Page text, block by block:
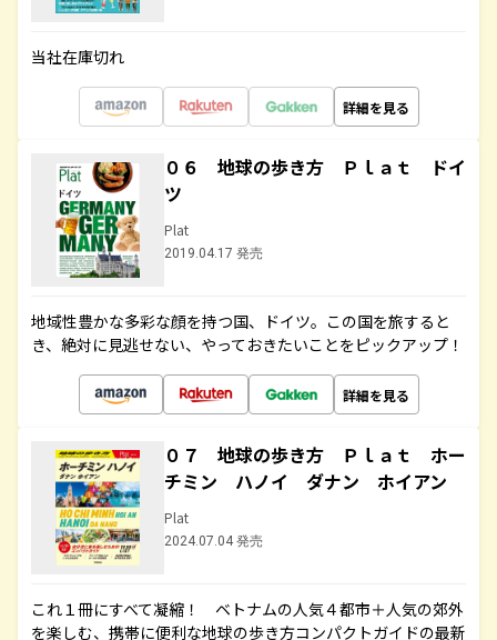
当社在庫切れ
詳細を見る
０６ 地球の歩き方 Ｐｌａｔ ドイ
ツ
Plat
2019.04.17 発売
地域性豊かな多彩な顔を持つ国、ドイツ。この国を旅すると
き、絶対に見逃せない、やっておきたいことをピックアップ！
詳細を見る
０７ 地球の歩き方 Ｐｌａｔ ホー
チミン ハノイ ダナン ホイアン
Plat
2024.07.04 発売
これ１冊にすべて凝縮！ ベトナムの人気４都市＋人気の郊外
を楽しむ、携帯に便利な地球の歩き方コンパクトガイドの最新